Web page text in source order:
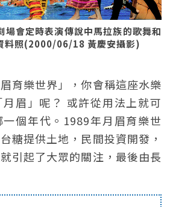
場會定時表演傳說中馬拉族的歌舞和
料照(2000/06/18 黃慶安攝影)
育樂世界」，你會稱這座水樂
眉」呢？ 或許從用法上就可
個年代。1989年月眉育樂世
糖提供土地，民間投資開發，
引起了大眾的關注，最後由長